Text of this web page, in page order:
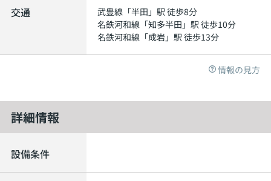
交通 武豊線 「半田 」駅 徒歩8分
名鉄河和線 「知多半田 」駅 徒歩10分
名鉄河和線 「成岩」駅 徒歩13分
情報の見方
詳細情報
設備条件